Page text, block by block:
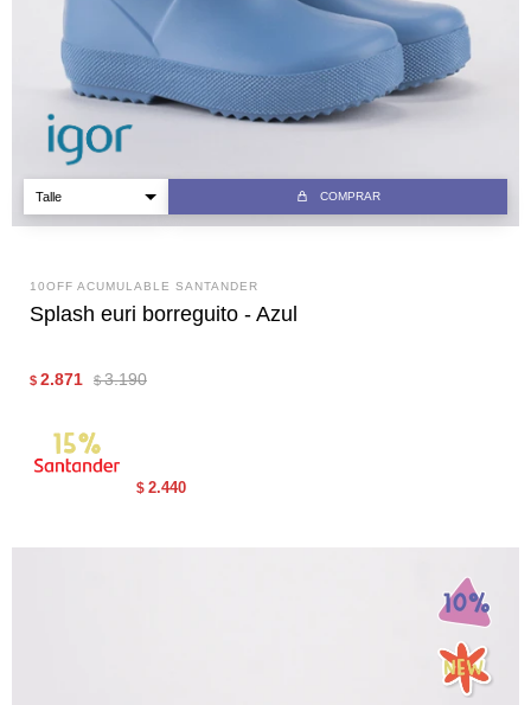
COMPRAR
10OFF ACUMULABLE SANTANDER
Splash euri borreguito - Azul
$ 2.871 $ 3.190
$ 2.440